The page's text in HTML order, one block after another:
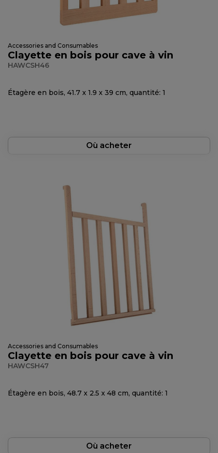
Accessories and Consumables
Clayette en bois pour cave à vin
HAWCSH46
Étagère en bois, 41.7 x 1.9 x 39 cm, quantité: 1
Où acheter
Accessories and Consumables
Clayette en bois pour cave à vin
HAWCSH47
Étagère en bois, 48.7 x 2.5 x 48 cm, quantité: 1
Où acheter